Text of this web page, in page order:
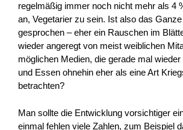
regelmäßig immer noch nicht mehr als 4
an, Vegetarier zu sein. Ist also das
gesprochen – eher ein Rauschen im
wieder angeregt von meist weiblichen
möglichen Medien, die gerade mal
und Essen ohnehin eher als eine Art
betrachten?
Man sollte die Entwicklung vorsichtiger
einmal fehlen viele Zahlen, zum Beispiel